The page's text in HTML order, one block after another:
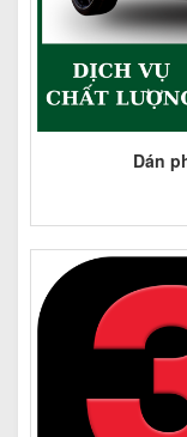
Dán